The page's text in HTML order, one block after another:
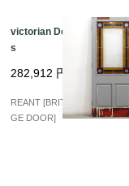
victorian Double Glas
s
282,912 円
REANT [BRITISH VINTA
GE DOOR]